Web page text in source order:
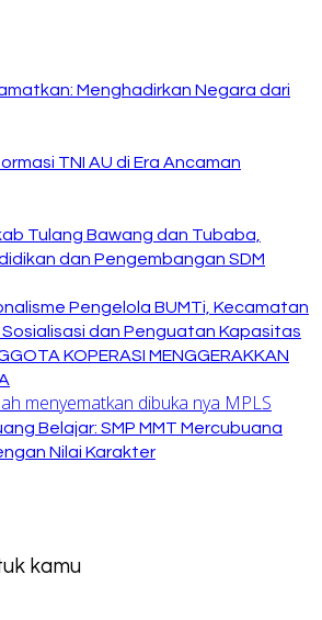
Menghadirkan Negara dari
TNI AU di Era Ancaman
Tulang Bawang dan Tubaba,
dan Pengembangan SDM
Pengelola BUMTi, Kecamatan
dan Penguatan Kapasitas
KOPERASI MENGGERAKKAN
Belajar: SMP MMT Mercubuana
Nilai Karakter
kamu